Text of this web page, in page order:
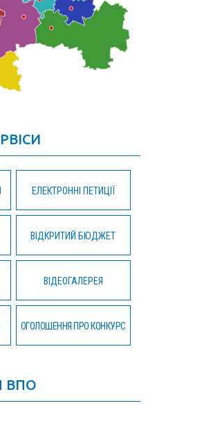
ЕЛЕКТРОННІ ПЕТИЦІЇ
ВІДКРИТИЙ БЮДЖЕТ
ВІДЕОГАЛЕРЕЯ
ОГОЛОШЕННЯ ПРО КОНКУРС
ВПО